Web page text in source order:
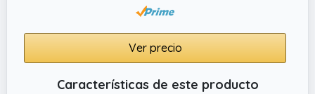
Ver precio
Características de este producto